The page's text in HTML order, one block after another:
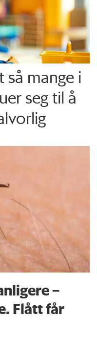
mange i
seg til å
–
Flått får